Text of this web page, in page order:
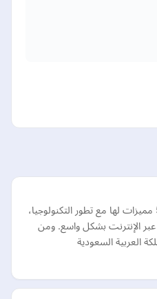
منصة محامي السعودية: أفضل 5 مميزات لها مع تطور التكنولوجيا،
الإنترنت بشكل واسع. ومن
العربية السعودية